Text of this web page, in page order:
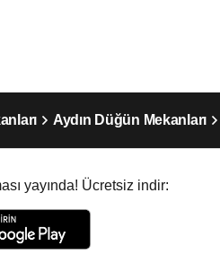
Aydın Düğün Mekanları
yayında! Ücretsiz indir: